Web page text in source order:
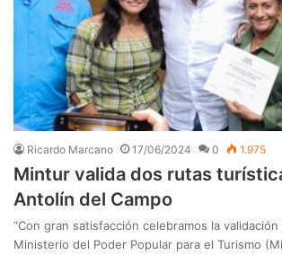
Ricardo Marcano 17/06/2024 0 1.975
Mintur valida dos rutas
Antolín del Campo
“Con gran satisfacción celebramos la
Ministerio del Poder Popular para el Turismo